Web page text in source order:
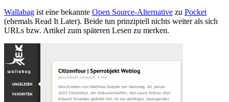
Wallabag ist eine bekannte Open Source-Alternative zu Pocket
(ehemals Read It Later). Beide tun prinzipiell nichts weiter als sich
URLs bzw. Artikel zum späteren Lesen zu merken.